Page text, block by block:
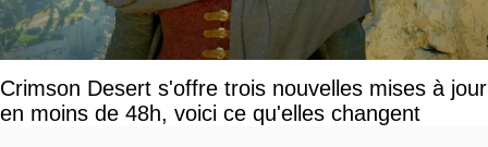
Crimson Desert s'offre trois nouvelles mises à jour
en moins de 48h, voici ce qu'elles changent